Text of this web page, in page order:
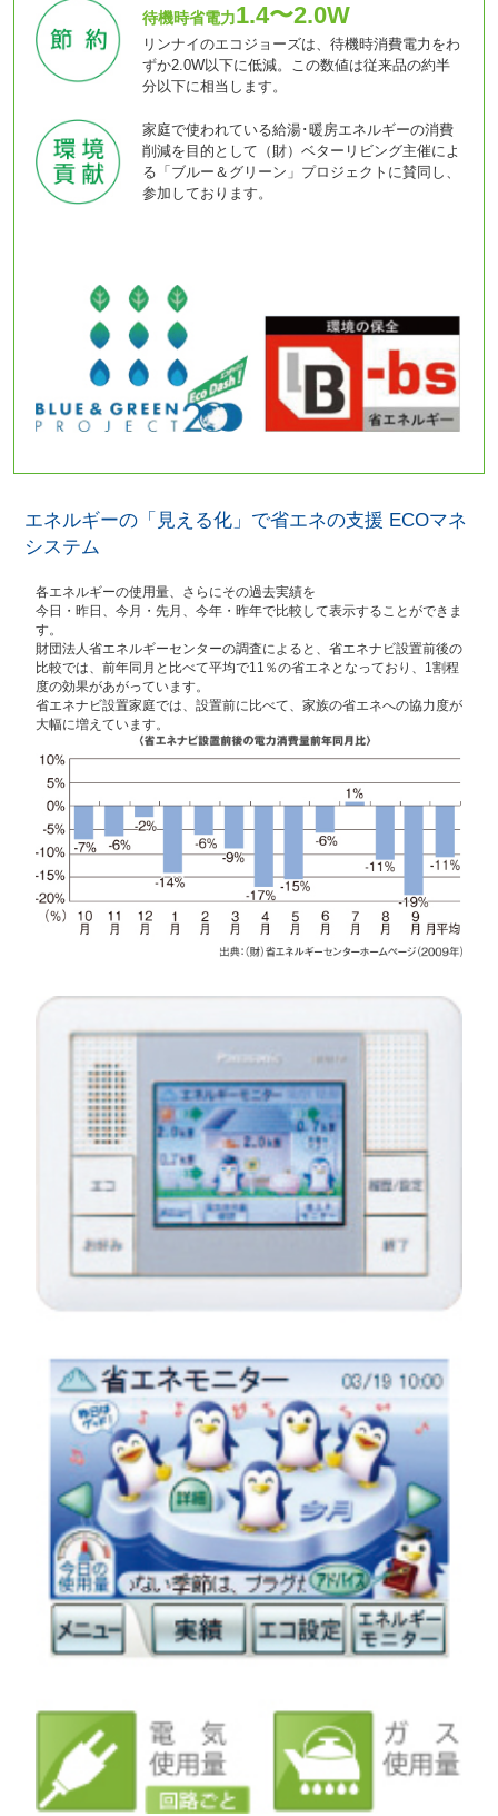
待機時省電力1.4〜2.0W
リンナイのエコジョーズは、待機時消費電力をわ
ずか2.0W以下に低減。この数値は従来品の約半
分以下に相当します。
家庭で使われている給湯･暖房エネルギーの消費
削減を目的として（財）ベターリビング主催によ
る「ブルー＆グリーン」プロジェクトに賛同し、
参加しております。
エネルギーの「見える化」で省エネの支援 ECOマネ
システム
各エネルギーの使用量、さらにその過去実績を
今日・昨日、今月・先月、今年・昨年で比較して表示することができま
す。
財団法人省エネルギーセンターの調査によると、省エネナビ設置前後の
比較では、前年同月と比べて平均で11％の省エネとなっており、1割程
度の効果があがっています。
省エネナビ設置家庭では、設置前に比べて、家族の省エネへの協力度が
大幅に増えています。